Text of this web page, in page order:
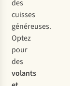
des
cuisses
généreuses.
Optez
pour
des
volants